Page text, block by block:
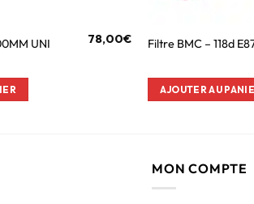
UNI 78,00€ Filtre BMC – 118d
AJOUTER AU
MON COMPTE